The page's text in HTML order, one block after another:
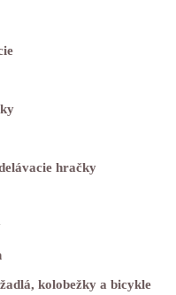
hračky
kolobežky a bicykle